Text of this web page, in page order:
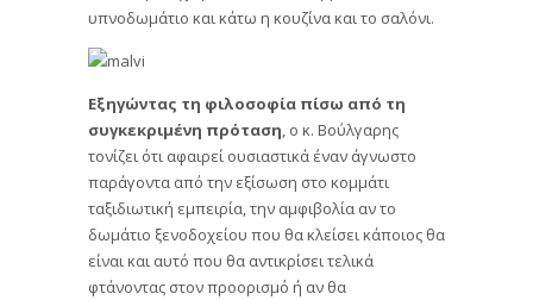
υπνοδωμάτιο και κάτω η κουζίνα και το σαλόνι.
Εξηγώντας τη φιλοσοφία πίσω από τη
συγκεκριμένη πρόταση, ο κ. Βούλγαρης
τονίζει ότι αφαιρεί ουσιαστικά έναν άγνωστο
παράγοντα από την εξίσωση στο κομμάτι
ταξιδιωτική εμπειρία, την αμφιβολία αν το
δωμάτιο ξενοδοχείου που θα κλείσει κάποιος θα
είναι και αυτό που θα αντικρίσει τελικά
φτάνοντας στον προορισμό ή αν θα